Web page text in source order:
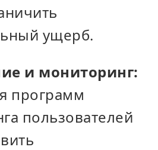
ущерб.
и мониторинг:
программ
пользователей